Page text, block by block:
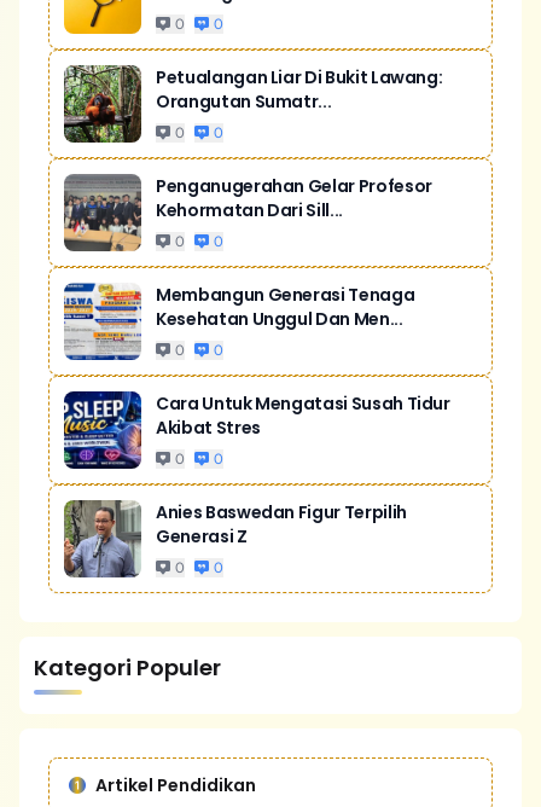
0 0
Petualangan Liar Di Bukit Lawang:
Orangutan Sumatr...
0 0
Penganugerahan Gelar Profesor
Kehormatan Dari Sill...
0 0
Membangun Generasi Tenaga
Kesehatan Unggul Dan Men...
0 0
Cara Untuk Mengatasi Susah Tidur
Akibat Stres
0 0
Anies Baswedan Figur Terpilih
Generasi Z
0 0
Kategori Populer
Artikel Pendidikan